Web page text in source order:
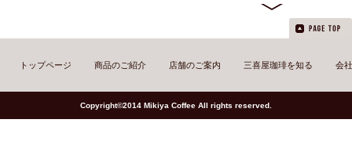
コーヒーインストラクター3級検定
した
コーヒーインストラクター3級講座 開
【オンラインWEB開催】2026年3月
トップページ 商品のご紹介 店舗のご案内 三喜屋珈琲を知る 会
Copyright©2014 Mikiya Coffee All rights reserved.